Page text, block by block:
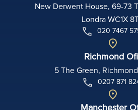
New Derwent House, 69-73
Londra WC1X
020 7467
Richmond
5 The Green,
0207 871
Manchester